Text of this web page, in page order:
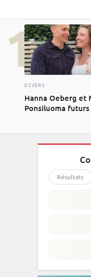
1
DIVERS
Hanna Oeberg et
Ponsiluoma
Résultats